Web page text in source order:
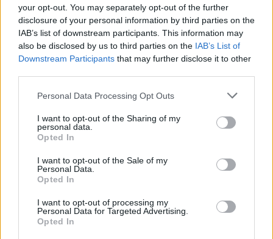
your opt-out. You may separately opt-out of the further
disclosure of your personal information by third parties on the
IAB’s list of downstream participants. This information may
also be disclosed by us to third parties on the IAB’s List of
Downstream Participants that may further disclose it to other
Please note that this website/app uses one or more Google
not limited to your visit or usage behaviour. You may click to
grant or deny consent to Google and its third-party tags to
use your data for below specified purposes in below Google
consent section.
Personal Data Processing Opt Outs
I want to opt-out of the Sharing of my
personal data.
Opted In
I want to opt-out of the Sale of my
Personal Data.
Opted In
I want to opt-out of processing my
Personal Data for Targeted Advertising.
Opted In
#KÜLFÖLD # EGYESÜLT KIRÁLYSÁG #II. ERZSÉBET
#KIRÁLYNŐ # BALMORAL # SKÓCIA
Népszerű